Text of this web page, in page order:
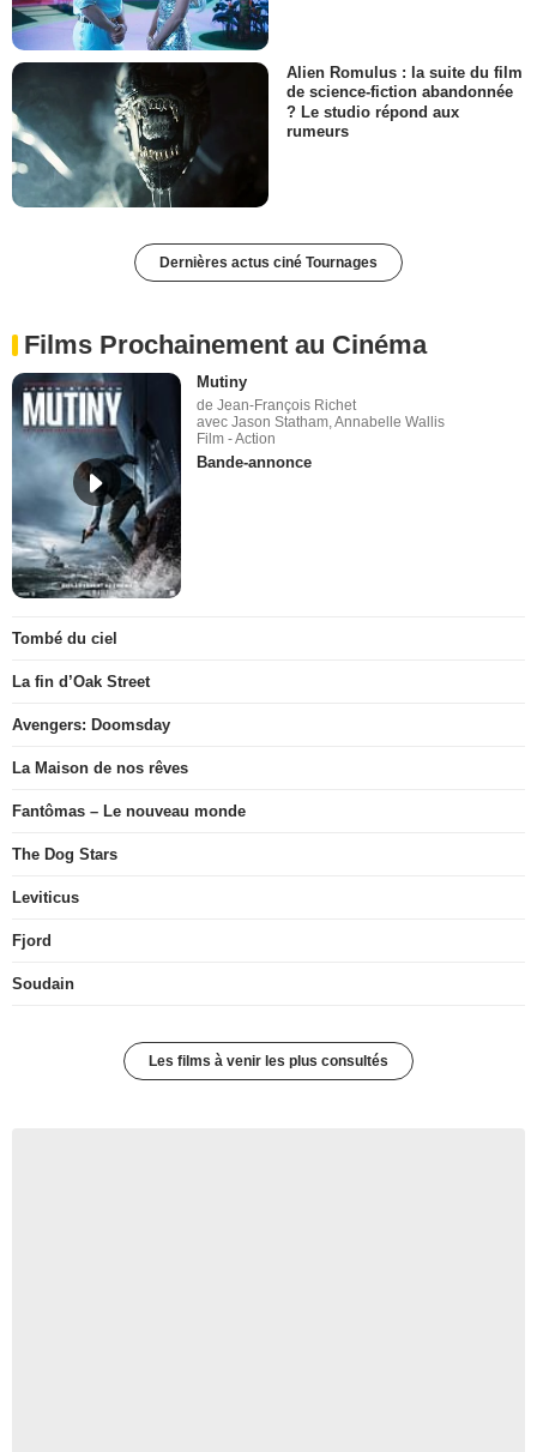
Alien Romulus : la suite du film
de science-fiction abandonnée
? Le studio répond aux
rumeurs
Dernières actus ciné Tournages
Films Prochainement au Cinéma
Mutiny
de Jean-François Richet
avec Jason Statham, Annabelle Wallis
Film - Action
Bande-annonce
Tombé du ciel
La fin d’Oak Street
Avengers: Doomsday
La Maison de nos rêves
Fantômas – Le nouveau monde
The Dog Stars
Leviticus
Fjord
Soudain
Les films à venir les plus consultés